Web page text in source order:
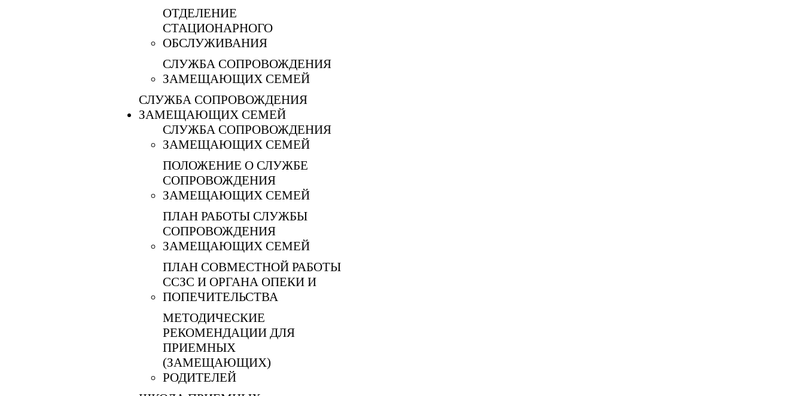
ОТДЕЛЕНИЕ
СТАЦИОНАРНОГО
ОБСЛУЖИВАНИЯ
СЛУЖБА СОПРОВОЖДЕНИЯ
ЗАМЕЩАЮЩИХ СЕМЕЙ
СЛУЖБА СОПРОВОЖДЕНИЯ
ЗАМЕЩАЮЩИХ СЕМЕЙ
СЛУЖБА СОПРОВОЖДЕНИЯ
ЗАМЕЩАЮЩИХ СЕМЕЙ
ПОЛОЖЕНИЕ О СЛУЖБЕ
СОПРОВОЖДЕНИЯ
ЗАМЕЩАЮЩИХ СЕМЕЙ
ПЛАН РАБОТЫ СЛУЖБЫ
СОПРОВОЖДЕНИЯ
ЗАМЕЩАЮЩИХ СЕМЕЙ
ПЛАН СОВМЕСТНОЙ РАБОТЫ
ССЗС И ОРГАНА ОПЕКИ И
ПОПЕЧИТЕЛЬСТВА
МЕТОДИЧЕСКИЕ
РЕКОМЕНДАЦИИ ДЛЯ
ПРИЕМНЫХ
(ЗАМЕЩАЮЩИХ)
РОДИТЕЛЕЙ